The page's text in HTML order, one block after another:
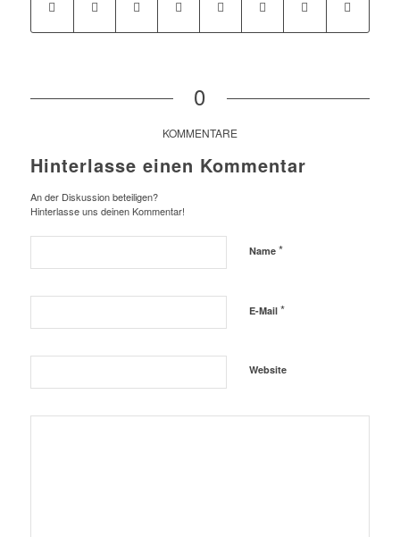
0
KOMMENTARE
Hinterlasse einen Kommentar
An der Diskussion beteiligen?
Hinterlasse uns deinen Kommentar!
Name *
E-Mail *
Website